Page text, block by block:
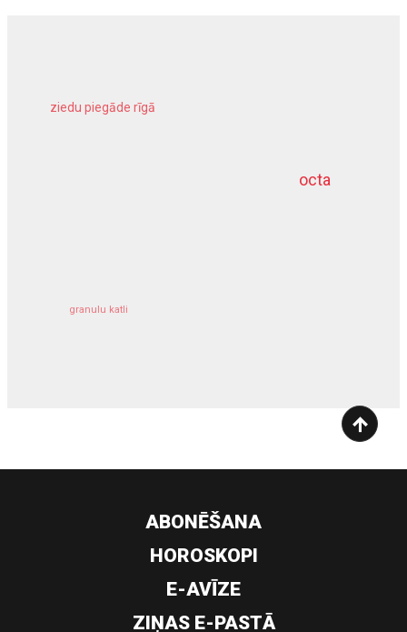
octa
ziedu piegāde rīgā
granulu katli
dziļurbums
ABONĒŠANA
HOROSKOPI
E-AVĪZE
ZIŅAS E-PASTĀ